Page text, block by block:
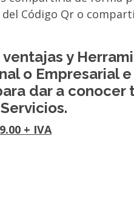
Código Qr o
y
o Empresarial
dar a conocer
+ IVA